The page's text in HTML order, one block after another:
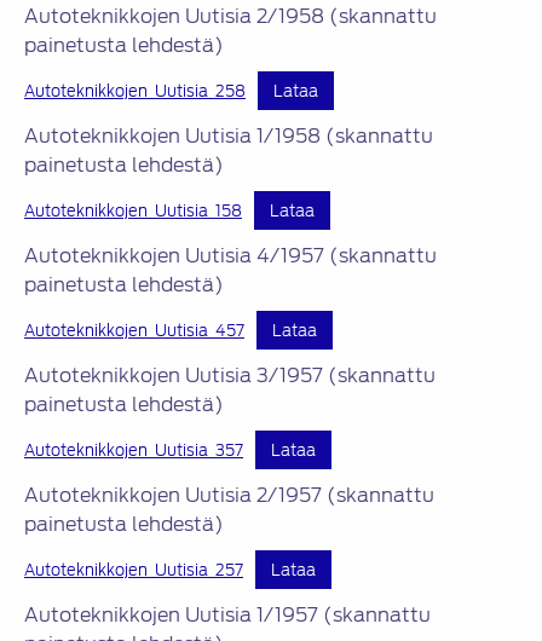
Autoteknikkojen Uutisia 2/1958 (skannattu
painetusta lehdestä)
Autoteknikkojen_Uutisia_258 Lataa
Autoteknikkojen Uutisia 1/1958 (skannattu
painetusta lehdestä)
Autoteknikkojen_Uutisia_158 Lataa
Autoteknikkojen Uutisia 4/1957 (skannattu
painetusta lehdestä)
Autoteknikkojen_Uutisia_457 Lataa
Autoteknikkojen Uutisia 3/1957 (skannattu
painetusta lehdestä)
Autoteknikkojen_Uutisia_357 Lataa
Autoteknikkojen Uutisia 2/1957 (skannattu
painetusta lehdestä)
Autoteknikkojen_Uutisia_257 Lataa
Autoteknikkojen Uutisia 1/1957 (skannattu